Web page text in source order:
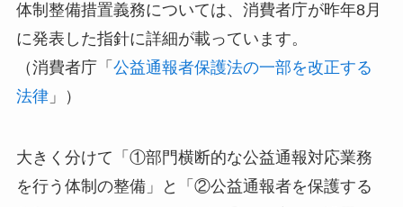
体制整備措置義務については、消費者庁が昨年8月
に発表した指針に詳細が載っています。
（消費者庁「 公益通報者保護法の一部を改正する
法律」）
大きく分けて「①部門横断的な公益通報対応業務
を行う体制の整備」と「②公益通報者を保護する